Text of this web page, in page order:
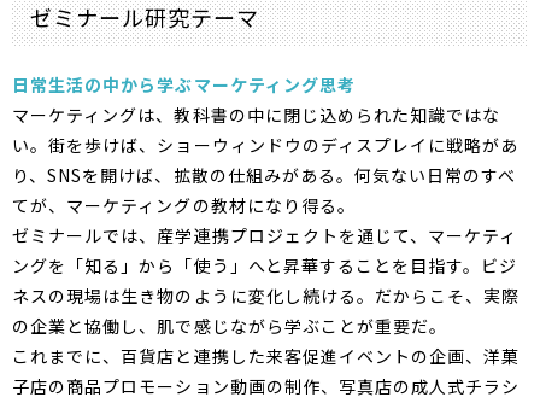
ゼミナール研究テーマ
日常生活の中から学ぶマーケティング思考
マーケティングは、教科書の中に閉じ込められた知識ではな
い。街を歩けば、ショーウィンドウのディスプレイに戦略があ
り、SNSを開けば、拡散の仕組みがある。何気ない日常のすべ
てが、マーケティングの教材になり得る。
ゼミナールでは、産学連携プロジェクトを通じて、マーケティ
ングを「知る」から「使う」へと昇華することを目指す。ビジ
ネスの現場は生き物のように変化し続ける。だからこそ、実際
の企業と協働し、肌で感じながら学ぶことが重要だ。
これまでに、百貨店と連携した来客促進イベントの企画、洋菓
子店の商品プロモーション動画の制作、写真店の成人式チラシ